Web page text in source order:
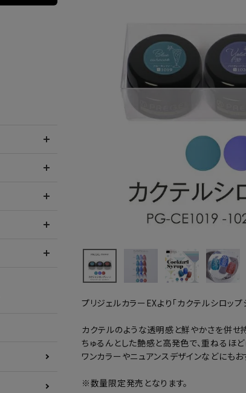
ポリッシュ・マニキュア
プリジェルカラーEXより「カクテルシロップ
カクテルのような透明感と鮮やかさを併せ
ちゅるんとした艶感と高発色で、重ねるほ
ワンカラーやニュアンスデザインなどにもお
※数量限定発売となります。